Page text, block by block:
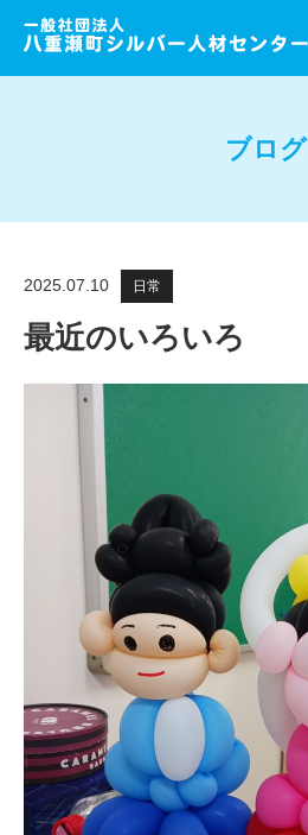
ブログ
2025.07.10 日常
最近のいろいろ